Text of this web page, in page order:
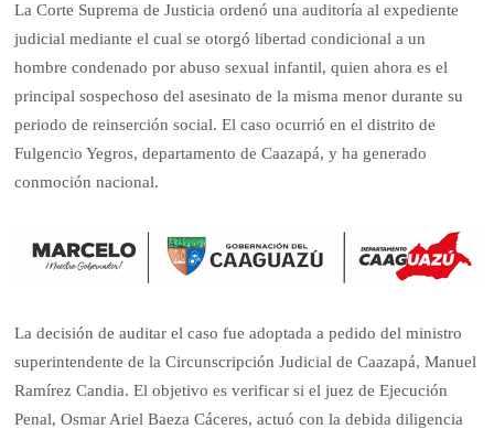
La Corte Suprema de Justicia ordenó una auditoría al expediente
judicial mediante el cual se otorgó libertad condicional a un
hombre condenado por abuso sexual infantil, quien ahora es el
principal sospechoso del asesinato de la misma menor durante su
periodo de reinserción social. El caso ocurrió en el distrito de
Fulgencio Yegros, departamento de Caazapá, y ha generado
conmoción nacional.
La decisión de auditar el caso fue adoptada a pedido del ministro
superintendente de la Circunscripción Judicial de Caazapá, Manuel
Ramírez Candia. El objetivo es verificar si el juez de Ejecución
Penal, Osmar Ariel Baeza Cáceres, actuó con la debida diligencia